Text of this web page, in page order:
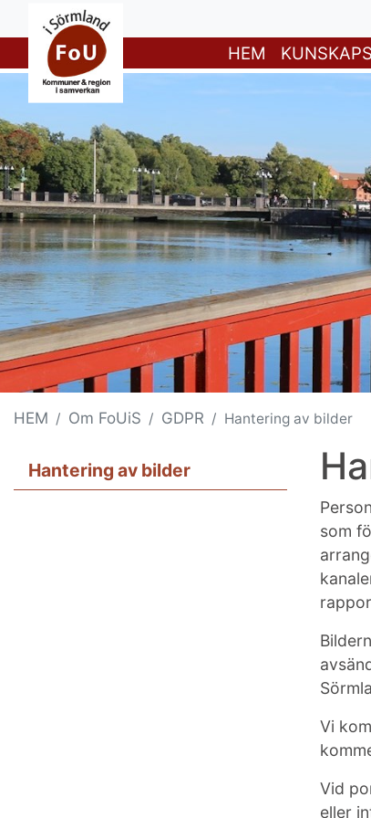
HEM
HEM Om FoUiS GDPR Hantering av bilder
Hantering av bilder
som
Vi
Vid
eller